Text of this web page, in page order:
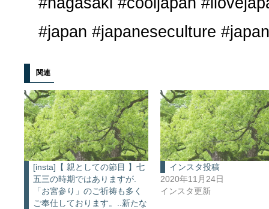
#japan #japaneseculture
関連
[insta]【 親としての節目 】七
五三の時期ではありますが.
「お宮参り」のご祈祷も多く
ご奉仕しております。..新たな
インスタ投稿
2020年11月24日
インスタ更新